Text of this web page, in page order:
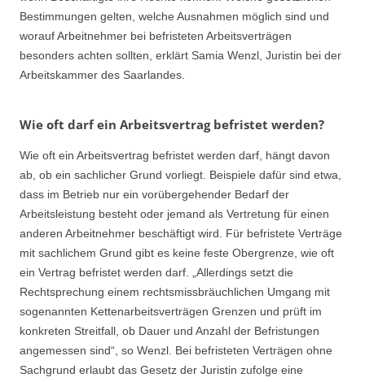
Bestimmungen gelten, welche Ausnahmen möglich sind und
worauf Arbeitnehmer bei befristeten Arbeitsverträgen
besonders achten sollten, erklärt Samia Wenzl, Juristin bei der
Arbeitskammer des Saarlandes.
Wie oft darf ein Arbeitsvertrag befristet werden?
Wie oft ein Arbeitsvertrag befristet werden darf, hängt davon
ab, ob ein sachlicher Grund vorliegt. Beispiele dafür sind etwa,
dass im Betrieb nur ein vorübergehender Bedarf der
Arbeitsleistung besteht oder jemand als Vertretung für einen
anderen Arbeitnehmer beschäftigt wird. Für befristete Verträge
mit sachlichem Grund gibt es keine feste Obergrenze, wie oft
ein Vertrag befristet werden darf. „Allerdings setzt die
Rechtsprechung einem rechtsmissbräuchlichen Umgang mit
sogenannten Kettenarbeitsverträgen Grenzen und prüft im
konkreten Streitfall, ob Dauer und Anzahl der Befristungen
angemessen sind“, so Wenzl. Bei befristeten Verträgen ohne
Sachgrund erlaubt das Gesetz der Juristin zufolge eine